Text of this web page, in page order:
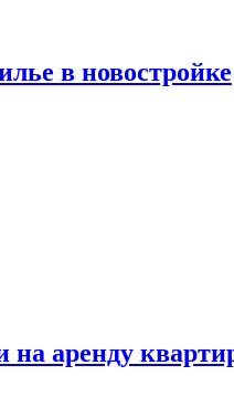
в новостройке
на аренду